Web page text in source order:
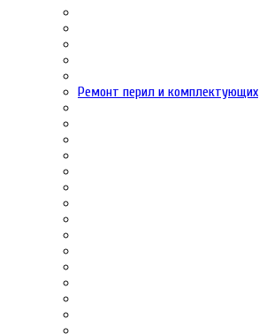
Ремонт перил и комплектующих